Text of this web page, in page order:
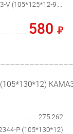
580
275.262
P (105*130*12)